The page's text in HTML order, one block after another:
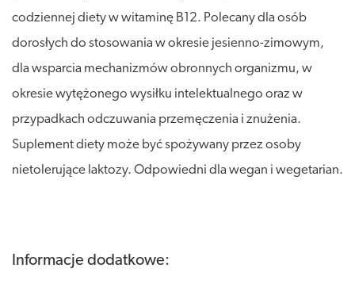
codziennej diety w witaminę B12. Polecany dla osób
dorosłych do stosowania w okresie jesienno-zimowym,
dla wsparcia mechanizmów obronnych organizmu, w
okresie wytężonego wysiłku intelektualnego oraz w
przypadkach odczuwania przemęczenia i znużenia.
Suplement diety może być spożywany przez osoby
nietolerujące laktozy. Odpowiedni dla wegan i wegetarian.
Informacje dodatkowe: